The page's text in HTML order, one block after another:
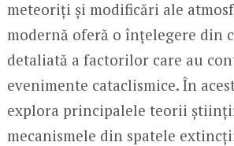
meteoriți și modificări ale
modernă oferă o înțelegere din
detaliată a factorilor care au
evenimente cataclismice. În
explora principalele teorii
mecanismele din spatele